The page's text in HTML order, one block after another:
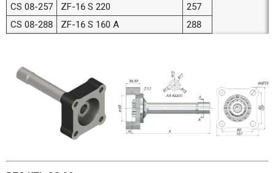
CS 08-257
ZF-16 S 220
257
CS 08-288
ZF-16 S 160 A 288